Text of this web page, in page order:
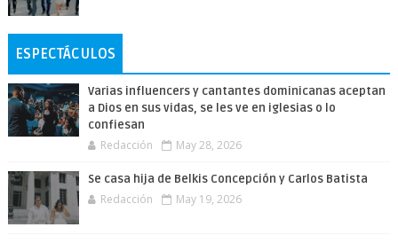
ESPECTÁCULOS
Varias influencers y cantantes dominicanas aceptan
a Dios en sus vidas, se les ve en iglesias o lo
confiesan
Redacción May 28, 2026
Se casa hija de Belkis Concepción y Carlos Batista
Redacción May 19, 2026